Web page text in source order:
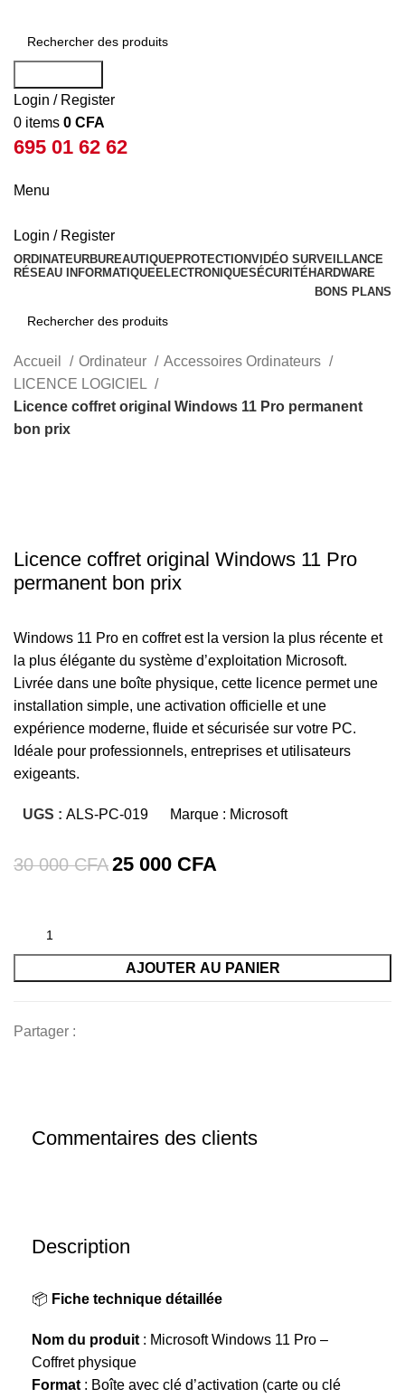
Login / Register
0 items 0 CFA
695 01 62 62
Menu
Login / Register
ORDINATEURBUREAUTIQUEPROTECTIONVIDÉO SURVEILLANCE
RÉSEAU INFORMATIQUEELECTRONIQUESÉCURITÉHARDWARE
BONS PLANS
Rechercher
Accueil Ordinateur
Accessoires Ordinateurs
LICENCE LOGICIEL
Licence coffret original Windows 11 Pro permanent
bon prix
Licence coffret original Windows 11 Pro
permanent bon prix
Windows 11 Pro en coffret est la version la plus récente et
la plus élégante du système d’exploitation Microsoft.
Livrée dans une boîte physique, cette licence permet une
installation simple, une activation officielle et une
expérience moderne, fluide et sécurisée sur votre PC.
Idéale pour professionnels, entreprises et utilisateurs
exigeants.
UGS : ALS-PC-019 Marque : Microsoft
30 000CFA25 000 CFA
AJOUTER AU PANIER
Partager :
Description
📦 Fiche technique détaillée
Nom du produit : Microsoft Windows 11 Pro –
Coffret physique
Format : Boîte avec clé d’activation (carte ou clé
Commentaires des clients